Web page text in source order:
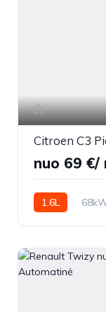
nuo 69 €/
1.6L